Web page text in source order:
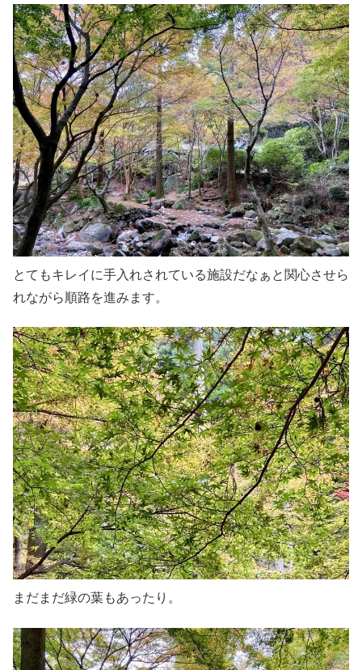
とてもキレイに手入れされている施設だなぁと関心させら
れながら順路を進みます。
まだまだ緑の葉もあったり。